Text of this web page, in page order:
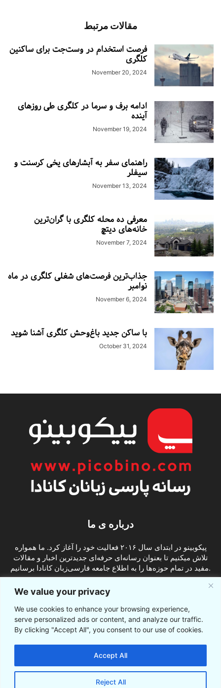
We value your privacy
We use cookies to enhance your browsing experience,
serve personalized ads or content, and analyze our traffic.
By clicking "Accept All", you consent to our use of cookies.
Reject All
Accept All
مقالات مرتبط
فرصت استخدام در وست‌جت برای ساکنین
کلگری
November 20, 2024
ادامه برف و سرما در کلگری طی روزهای
آینده
November 19, 2024
راهنمای سفر به آبشارهای یخی کرسنت و
سیفلر
November 13, 2024
معرفی ده محله کلگری با گران‌ترین
خانه‌های دیتچ
November 7, 2024
جذاب‌ترین فرصت‌های شغلی کلگری در ماه
نوامبر
November 6, 2024
با ساکن جدید باغ‌وحش کلگری آشنا شوید
October 31, 2024
درباره ی ما
پیکوبینو در ابتدای سال ۲۰۱۶ فعالیت خود را آغاز کرد. ما همواره
تلاش میکنیم تا بعنوان رسانه‌ای حرفه‌ای جدیدترین اخبار و مقالات
مفید در تمام حوزه‌ها را به اطلاع جامعه فارسی‌زبان کانادا برسانیم.
ما را دنبال کنید